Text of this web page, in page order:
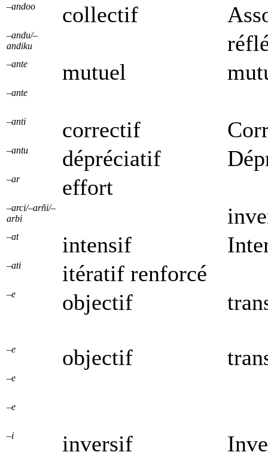
–andoo collectif
–andu/–
andiku
–ante mutuel
–ante
–anti correctif
–antu dépréciatif
–ar effort
–arci/–arñi/–
arbi
–at intensif
–ati itératif renforcé
–e objectif
–e objectif
–e
–e
–i inversif